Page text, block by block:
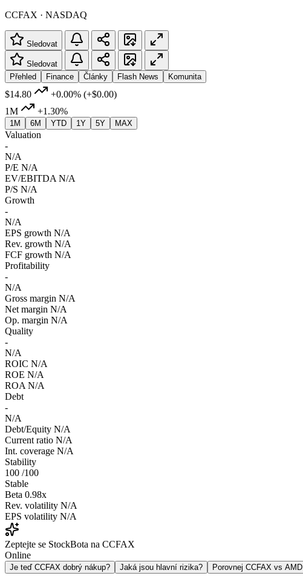
CCFAX · NASDAQ
Sledovat
Sledovat
Přehled
Finance Články Flash News Komunita
$14.80 +0.00% (+$0.00)
1M
+1.30%
1M 6M YTD 1Y 5Y MAX
Valuation
-
N/A
P/E N/A
EV/EBITDA N/A
P/S N/A
Growth
-
N/A
EPS growth N/A
Rev. growth N/A
FCF growth N/A
Profitability
-
N/A
Gross margin N/A
Net margin N/A
Op. margin N/A
Quality
-
N/A
ROIC N/A
ROE N/A
ROA N/A
Debt
-
N/A
Debt/Equity N/A
Current ratio N/A
Int. coverage N/A
Stability
100 /100
Stable
Beta 0.98x
Rev. volatility N/A
EPS volatility N/A
Zeptejte se StockBota na CCFAX
Online
Je teď CCFAX dobrý nákup? Jaká jsou hlavní rizika? Porovnej CCFAX vs AMD